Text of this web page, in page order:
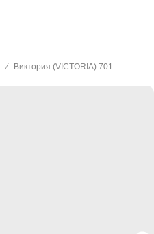
Виктория (VICTORIA) 701